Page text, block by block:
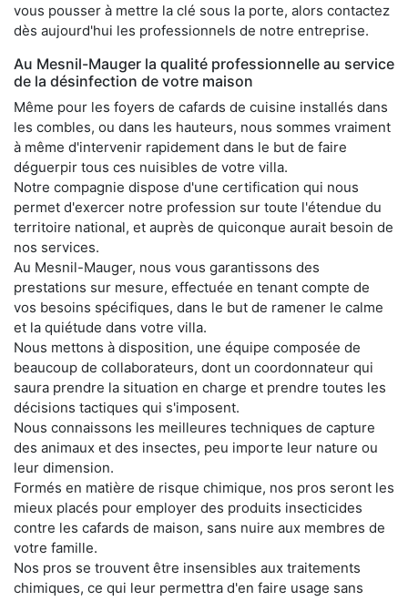
vous pousser à mettre la clé sous la porte, alors contactez
dès aujourd'hui les professionnels de notre entreprise.
Au Mesnil-Mauger la qualité professionnelle au service
de la désinfection de votre maison
Même pour les foyers de cafards de cuisine installés dans
les combles, ou dans les hauteurs, nous sommes vraiment
à même d'intervenir rapidement dans le but de faire
déguerpir tous ces nuisibles de votre villa.
Notre compagnie dispose d'une certification qui nous
permet d'exercer notre profession sur toute l'étendue du
territoire national, et auprès de quiconque aurait besoin de
nos services.
Au Mesnil-Mauger, nous vous garantissons des
prestations sur mesure, effectuée en tenant compte de
vos besoins spécifiques, dans le but de ramener le calme
et la quiétude dans votre villa.
Nous mettons à disposition, une équipe composée de
beaucoup de collaborateurs, dont un coordonnateur qui
saura prendre la situation en charge et prendre toutes les
décisions tactiques qui s'imposent.
Nous connaissons les meilleures techniques de capture
des animaux et des insectes, peu importe leur nature ou
leur dimension.
Formés en matière de risque chimique, nos pros seront les
mieux placés pour employer des produits insecticides
contre les cafards de maison, sans nuire aux membres de
votre famille.
Nos pros se trouvent être insensibles aux traitements
chimiques, ce qui leur permettra d'en faire usage sans